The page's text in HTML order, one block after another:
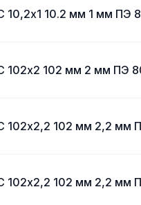
10,2х1 10.2 мм 1 мм ПЭ
102х2 102 мм 2 мм ПЭ
102х2,2 102 мм 2,2 мм
102х2,2 102 мм 2,2 мм